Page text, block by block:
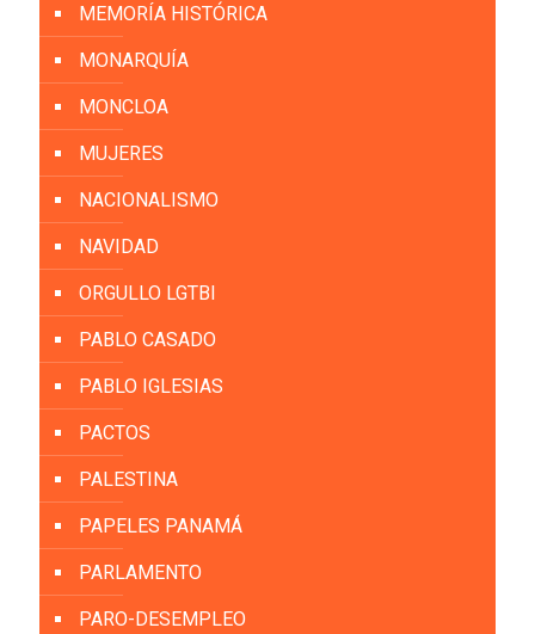
MEMORÍA HISTÓRICA
MONARQUÍA
MONCLOA
MUJERES
NACIONALISMO
NAVIDAD
ORGULLO LGTBI
PABLO CASADO
PABLO IGLESIAS
PACTOS
PALESTINA
PAPELES PANAMÁ
PARLAMENTO
PARO-DESEMPLEO